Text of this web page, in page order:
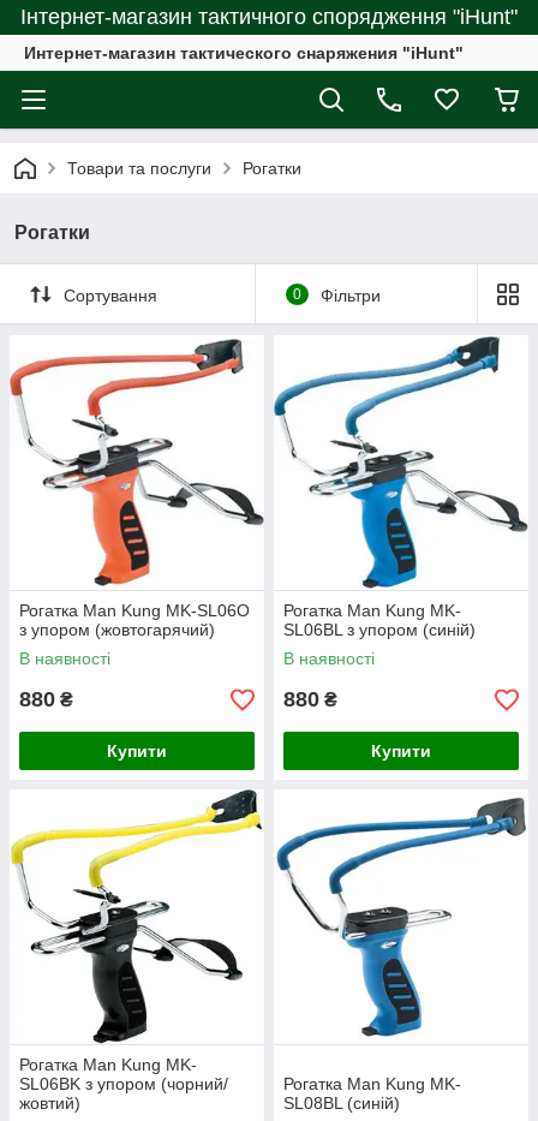
Інтернет-магазин тактичного спорядження "iHunt"
Интернет-магазин тактического снаряжения "iHunt"
Товари та послуги Рогатки
Рогатки
Сортування 0 Фільтри
Рогатка Man Kung MK-SL06O
з упором (жовтогарячий)
В наявності
880 ₴
Купити
Рогатка Man Kung MK-
SL06BL з упором (синій)
В наявності
880 ₴
Купити
Рогатка Man Kung MK-
SL06BK з упором (чорний/
жовтий)
Рогатка Man Kung MK-
SL08BL (синій)